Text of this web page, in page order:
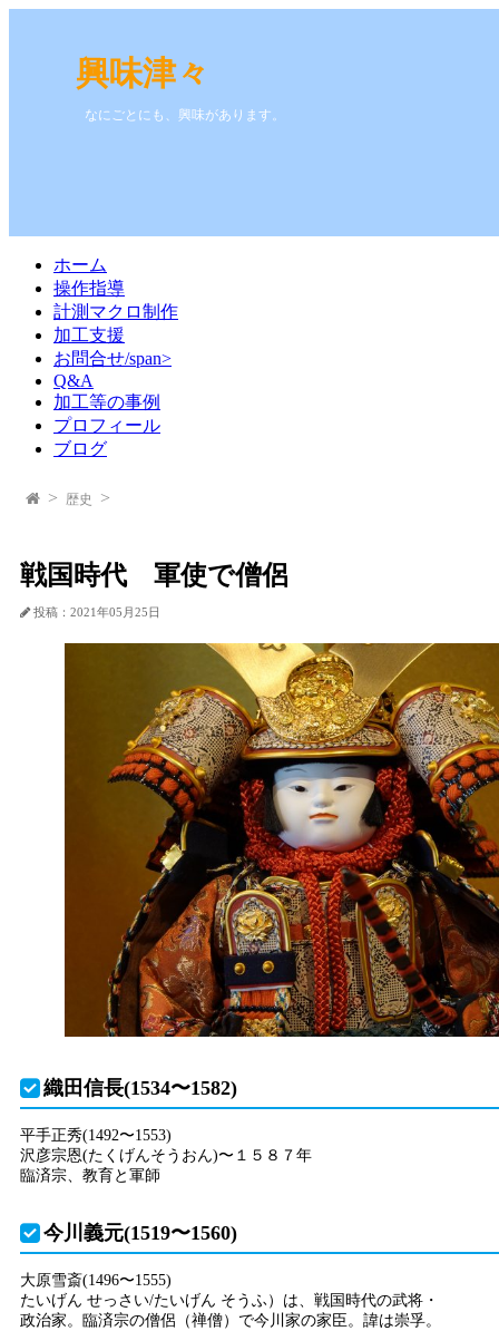
興味津々
なにごとにも、興味があります。
ホーム
操作指導
計測マクロ制作
加工支援
お問合せ/span>
Q&A
加工等の事例
プロフィール
ブログ
歴史
戦国時代 軍使で僧侶
投稿：2021年05月25日
織田信長(1534〜1582)
平手正秀(1492〜1553)
沢彦宗恩(たくげんそうおん)〜１５８７年
臨済宗、教育と軍師
今川義元(1519〜1560)
大原雪斎(1496〜1555)
たいげん せっさい/たいげん そうふ）は、戦国時代の武将・
政治家。臨済宗の僧侶（禅僧）で今川家の家臣。諱は崇孚。